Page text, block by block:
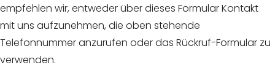
empfehlen wir, entweder über dieses Formular Kontakt
mit uns aufzunehmen, die oben stehende
Telefonnummer anzurufen oder das Rückruf-Formular zu
verwenden.